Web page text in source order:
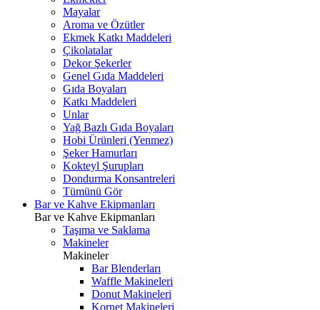
Mayalar
Aroma ve Özütler
Ekmek Katkı Maddeleri
Çikolatalar
Dekor Şekerler
Genel Gıda Maddeleri
Gıda Boyaları
Katkı Maddeleri
Unlar
Yağ Bazlı Gıda Boyaları
Hobi Ürünleri (Yenmez)
Şeker Hamurları
Kokteyl Şurupları
Dondurma Konsantreleri
Tümünü Gör
Bar ve Kahve Ekipmanları
Bar ve Kahve Ekipmanları
Taşıma ve Saklama
Makineler
Makineler
Bar Blenderları
Waffle Makineleri
Donut Makineleri
Kornet Makineleri